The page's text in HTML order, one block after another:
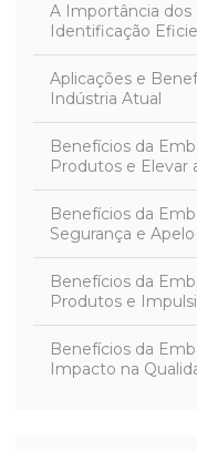
A Importância dos
Identificação
Aplicações e
Indústria Atual
Benefícios da
Produtos e Elevar
Benefícios da
Segurança e
Benefícios da
Produtos e
Benefícios da
Impacto na